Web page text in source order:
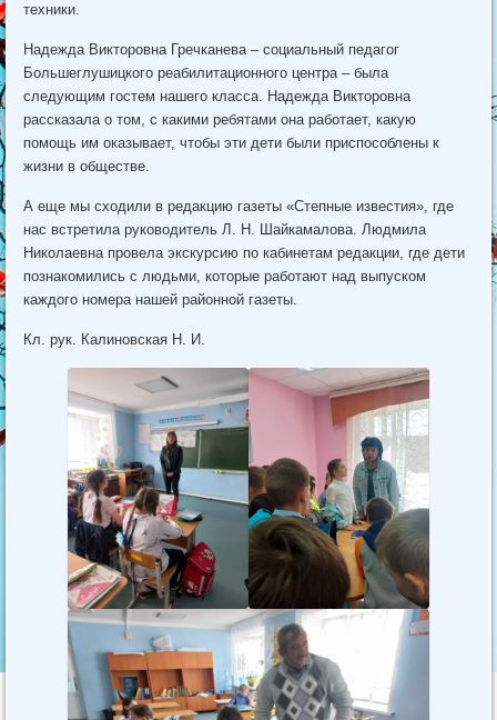
техники.
Надежда Викторовна Гречканева – социальный педагог
Большеглушицкого реабилитационного центра – была
следующим гостем нашего класса. Надежда Викторовна
рассказала о том, с какими ребятами она работает, какую
помощь им оказывает, чтобы эти дети были приспособлены к
жизни в обществе.
А еще мы сходили в редакцию газеты «Степные известия», где
нас встретила руководитель Л. Н. Шайкамалова. Людмила
Николаевна провела экскурсию по кабинетам редакции, где дети
познакомились с людьми, которые работают над выпуском
каждого номера нашей районной газеты.
Кл. рук. Калиновская Н. И.